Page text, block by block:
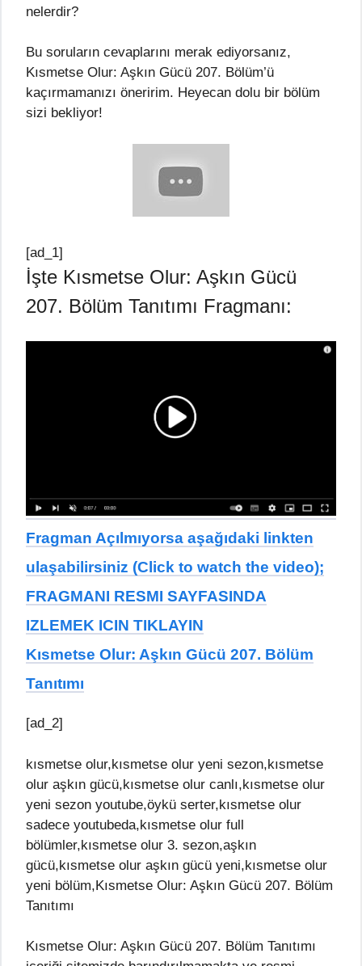
nelerdir?
Bu soruların cevaplarını merak ediyorsanız,
Kısmetse Olur: Aşkın Gücü 207. Bölüm’ü
kaçırmamanızı öneririm. Heyecan dolu bir bölüm
sizi bekliyor!
[ad_1]
İşte Kısmetse Olur: Aşkın Gücü
207. Bölüm Tanıtımı Fragmanı:
Fragman Açılmıyorsa aşağıdaki linkten
ulaşabilirsiniz (Click to watch the video);
FRAGMANI RESMI SAYFASINDA
IZLEMEK ICIN TIKLAYIN
Kısmetse Olur: Aşkın Gücü 207. Bölüm
Tanıtımı
[ad_2]
kısmetse olur,kısmetse olur yeni sezon,kısmetse
olur aşkın gücü,kısmetse olur canlı,kısmetse olur
yeni sezon youtube,öykü serter,kısmetse olur
sadece youtubeda,kısmetse olur full
bölümler,kısmetse olur 3. sezon,aşkın
gücü,kısmetse olur aşkın gücü yeni,kısmetse olur
yeni bölüm,Kısmetse Olur: Aşkın Gücü 207. Bölüm
Tanıtımı
Kısmetse Olur: Aşkın Gücü 207. Bölüm Tanıtımı